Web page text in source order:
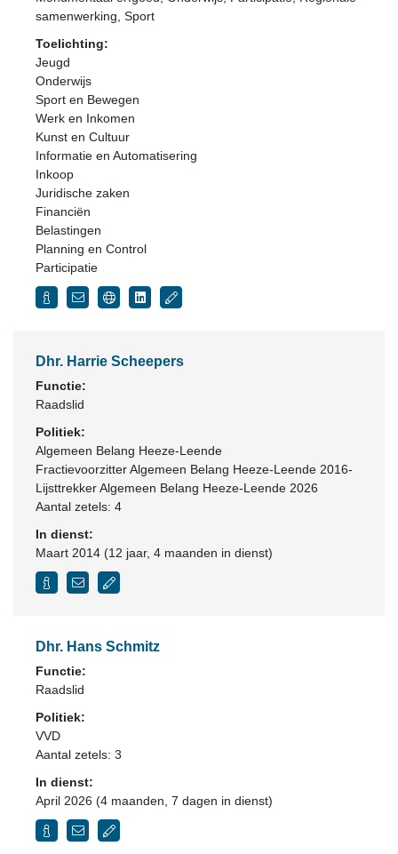
samenwerking, Sport
Toelichting:
Jeugd
Onderwijs
Sport en Bewegen
Werk en Inkomen
Kunst en Cultuur
Informatie en Automatisering
Inkoop
Juridische zaken
Financiën
Belastingen
Planning en Control
Participatie
Dhr. Harrie Scheepers
Functie:
Raadslid
Politiek:
Algemeen Belang Heeze-Leende
Fractievoorzitter Algemeen Belang Heeze-Leende 2016-
Lijsttrekker Algemeen Belang Heeze-Leende 2026
Aantal zetels: 4
In dienst:
Maart 2014 (12 jaar, 4 maanden in dienst)
Dhr. Hans Schmitz
Functie:
Raadslid
Politiek:
VVD
Aantal zetels: 3
In dienst:
April 2026 (4 maanden, 7 dagen in dienst)